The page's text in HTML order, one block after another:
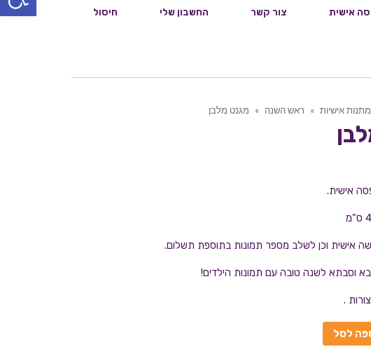
אישית צור קשר החשבון שלי חיסול
מתנות אישיות » ראש השנה » מגנט מלבן
אישית.
אישית וכן לשלב מספר תמונות בתוספת תשלום.
וסבתא לשנה טובה עם תמונות הילדים!
.
לסל